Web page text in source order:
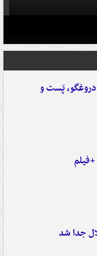
دروغگو، پَست‌ و
جدا شد